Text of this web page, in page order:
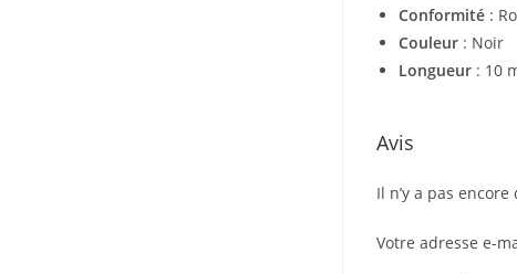
Conformité :
Couleur : Noir
Longueur : 10
Avis
Il n’y a pas encore
Votre adresse e-